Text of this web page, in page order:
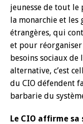
jeunesse de tout le
la monarchie et les
étrangères, qui
et pour réorganiser
besoins sociaux
alternative, c’est
du CIO défendent
barbarie du
Le CIO affirme